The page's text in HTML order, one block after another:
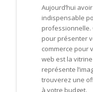
Aujourd’hui
indispensable
professionnelle.
pour présenter
commerce pour
web est la
représente
trouverez une
à votre budget.